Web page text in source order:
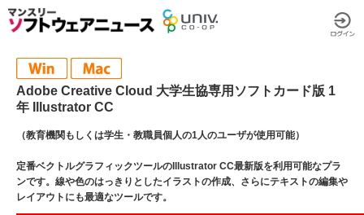
Adobe Creative Cloud 大学生協専用ソフトカード版 1
年 Illustrator CC
（教育機関もしくは学生・教職員個人の1人のユーザが使用可能）
定番ベクトルグラフィックツールのIllustrator CC最新版を利用可能なプラ
ンです。線や色のはっきりとしたイラストの作成、さらにテキストの編集や
レイアウトにも最適なツールです。